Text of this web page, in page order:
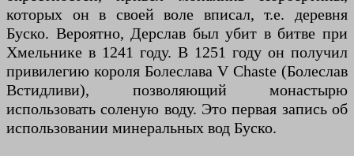
которых он в своей воле вписал, т.е. деревня
Буско. Вероятно, Дерслав был убит в битве при
Хмельнике в 1241 году. В 1251 году он получил
привилегию короля Болеслава V Chaste (Болеслав
Встидливи), позволяющий монастырю
использовать соленую воду. Это первая запись об
использовании минеральных вод Буско.